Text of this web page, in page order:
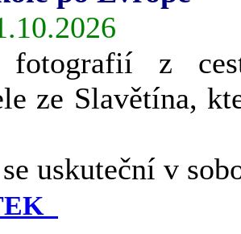
fotografií z
ze Slavětína,
uskuteční v